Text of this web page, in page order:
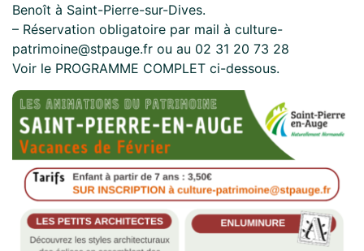
Benoît à Saint-Pierre-sur-Dives.
– Réservation obligatoire par mail à culture-
patrimoine@stpauge.fr ou au 02 31 20 73 28
Voir le PROGRAMME COMPLET ci-dessous.